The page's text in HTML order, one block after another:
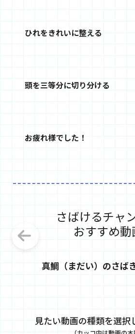
ひれをきれいに整える
頭を三等分に切り分ける
お疲れ様でした！
さばけるチャ
おすすめ動
真鯛（まだい）のさば
見たい動画の種類を選択